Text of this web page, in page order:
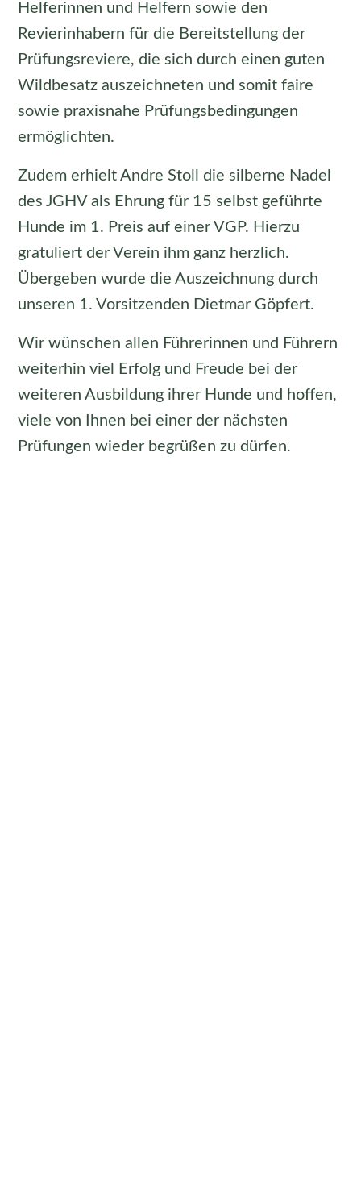
Helferinnen und Helfern sowie den
Revierinhabern für die Bereitstellung der
Prüfungsreviere, die sich durch einen guten
Wildbesatz auszeichneten und somit faire
sowie praxisnahe Prüfungsbedingungen
ermöglichten.
Zudem erhielt Andre Stoll die silberne Nadel
des JGHV als Ehrung für 15 selbst geführte
Hunde im 1. Preis auf einer VGP. Hierzu
gratuliert der Verein ihm ganz herzlich.
Übergeben wurde die Auszeichnung durch
unseren 1. Vorsitzenden Dietmar Göpfert.
Wir wünschen allen Führerinnen und Führern
weiterhin viel Erfolg und Freude bei der
weiteren Ausbildung ihrer Hunde und hoffen,
viele von Ihnen bei einer der nächsten
Prüfungen wieder begrüßen zu dürfen.